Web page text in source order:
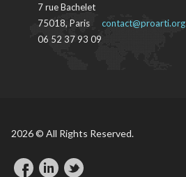
7 rue Bachelet
75018, Paris
06 52 37 93 09
contact@proarti.org
2026 © All Rights Reserved.